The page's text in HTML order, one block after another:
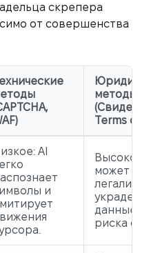
скрепера
от совершенства
методы
Terms of
AI
и
Высокое:
может
данные
риска